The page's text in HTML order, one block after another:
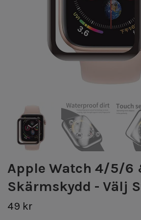
Apple Watch 4/5/6
Skärmskydd - Välj
49 kr